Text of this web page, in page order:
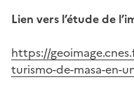
Lien vers l’étude de
https://
turismo-de-masa-en-